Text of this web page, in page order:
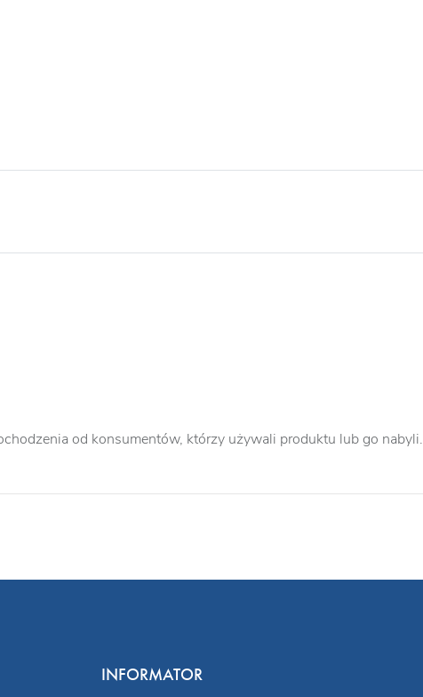
od konsumentów, którzy używali produktu lub go nabyli.
INFORMATOR